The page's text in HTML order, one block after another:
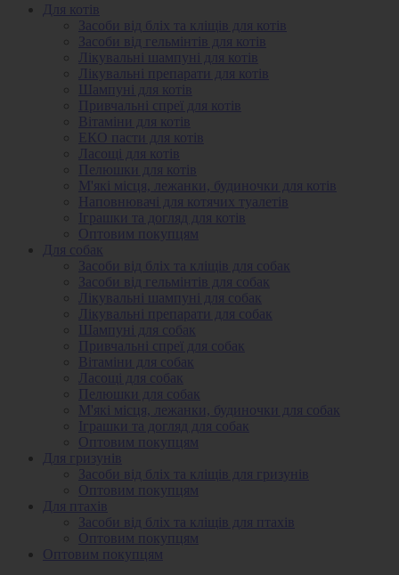
Для котів
Засоби від бліх та кліщів для котів
Засоби від гельмінтів для котів
Лікувальні шампуні для котів
Лікувальні препарати для котів
Шампуні для котів
Привчальні спреї для котів
Вітаміни для котів
ЕКО пасти для котів
Ласощі для котів
Пелюшки для котів
М'які місця, лежанки, будиночки для котів
Наповнювачі для котячих туалетів
Іграшки та догляд для котів
Оптовим покупцям
Для собак
Засоби від бліх та кліщів для собак
Засоби від гельмінтів для собак
Лікувальні шампуні для собак
Лікувальні препарати для собак
Шампуні для собак
Привчальні спреї для собак
Вітаміни для собак
Ласощі для собак
Пелюшки для собак
М'які місця, лежанки, будиночки для собак
Іграшки та догляд для собак
Оптовим покупцям
Для гризунів
Засоби від бліх та кліщів для гризунів
Оптовим покупцям
Для птахів
Засоби від бліх та кліщів для птахів
Оптовим покупцям
Оптовим покупцям